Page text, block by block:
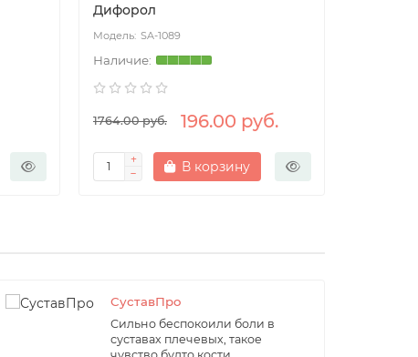
Дифорол
SA-1089
1764.00 руб. 196.00 руб.
В корзину
СуставПро
Сильно беспокоили боли в
суставах плечевых, такое